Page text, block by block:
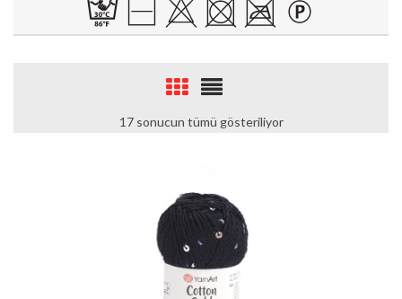
17 sonucun tümü gösteriliyor